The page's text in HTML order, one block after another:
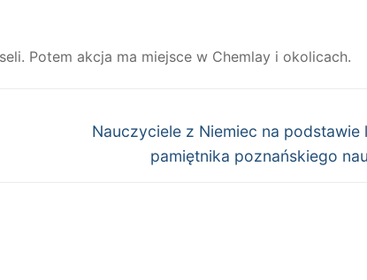
Potem akcja ma miejsce w Chemlay i okolicach.
Następny
Nauczyciele z Niemiec na podstawie
pamiętnika poznańskiego